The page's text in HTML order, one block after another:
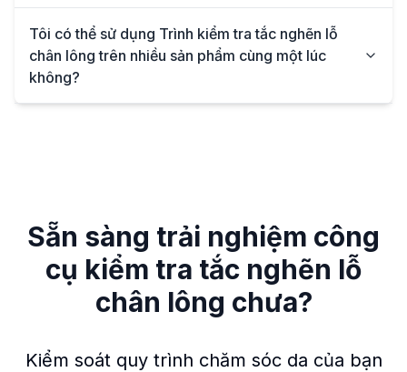
Tôi có thể sử dụng Trình kiểm tra tắc nghẽn lỗ
chân lông trên nhiều sản phẩm cùng một lúc
không?
Sẵn sàng trải nghiệm công
cụ kiểm tra tắc nghẽn lỗ
chân lông chưa?
Kiểm soát quy trình chăm sóc da của bạn